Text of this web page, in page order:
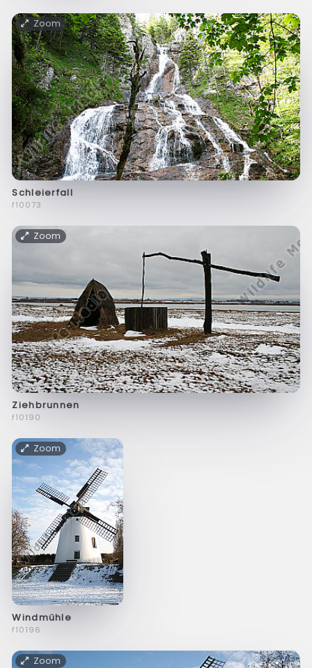
Zoom
Schleierfall
f10073
Zoom
Ziehbrunnen
f10190
Zoom
Windmühle
f10196
Zoom